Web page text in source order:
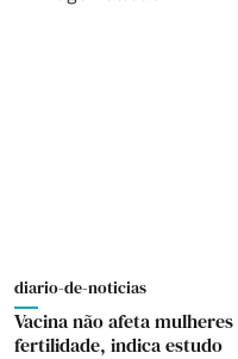
diario-de-noticias
Vacina não afeta
fertilidade, indica estudo